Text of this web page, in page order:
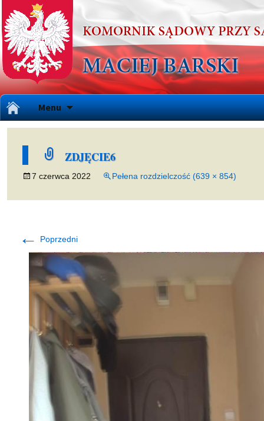
Menu
do
ZDJĘCIE6
7 czerwca 2022 Pełena rozdzielczość (639 × 854)
← Poprzedni